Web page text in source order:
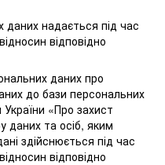
даних надається під час
відповідно
даних про
до бази персональних
«Про захист
даних та осіб, яким
здійснюється під час
відповідно